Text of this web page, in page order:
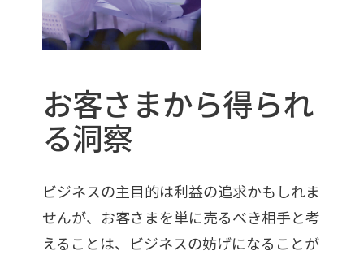
お客さまから得られ
る洞察
ビジネスの主目的は利益の追求かもしれま
せんが、お客さまを単に売るべき相手と考
えることは、ビジネスの妨げになることが